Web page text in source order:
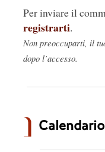
Per inviare il
registrarti.
Non preoccuparti, il
dopo l’accesso.